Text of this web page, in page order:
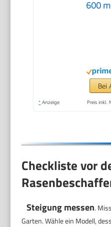
600
App
Bei
* Anzeige Preis inkl.
Checkliste vor
Steigung messen.
Garten. Wähle ein Modell,